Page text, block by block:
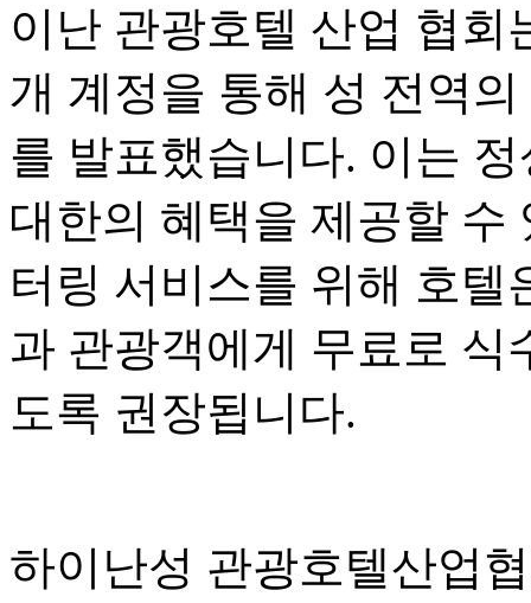
이난 관광호텔 산업 협회
개 계정을 통해 성 전역
를 발표했습니다. 이는
대한의 혜택을 제공할 수
터링 서비스를 위해 호텔
과 관광객에게 무료로 식
도록 권장됩니다.
하이난성 관광호텔산업